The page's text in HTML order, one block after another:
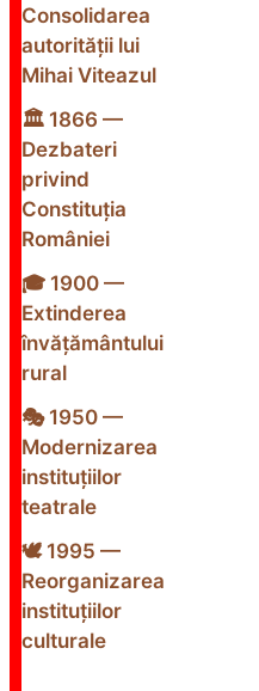
Consolidarea
autorității lui
Mihai Viteazul
🏛️ 1866 —
Dezbateri
privind
Constituția
României
🎓 1900 —
Extinderea
învățământului
rural
🎭 1950 —
Modernizarea
instituțiilor
teatrale
🕊️ 1995 —
Reorganizarea
instituțiilor
culturale